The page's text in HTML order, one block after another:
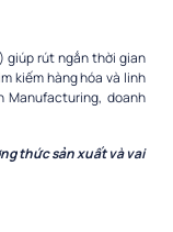
giúp rút ngắn thời gian
kiếm hàng hóa và linh
Manufacturing, doanh
thức sản xuất và vai